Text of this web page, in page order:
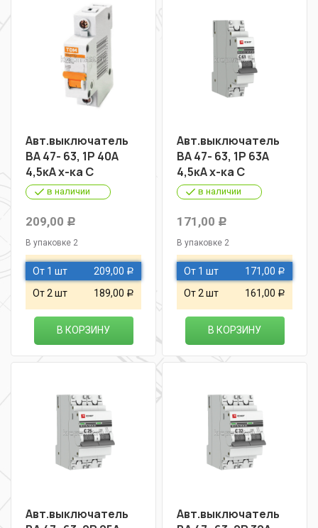
Авт.выключатель
ВА 47- 63, 1Р 40А
4,5кА х-ка С
в наличии
209,00 Р
В упаковке 2
От 1 шт 209,00 Р
От 2 шт 189,00 Р
В КОРЗИНУ
Авт.выключатель
ВА 47- 63, 1Р 63А
4,5кА х-ка С
в наличии
171,00 Р
В упаковке 2
От 1 шт 171,00 Р
От 2 шт 161,00 Р
В КОРЗИНУ
Авт.выключатель
Авт.выключатель